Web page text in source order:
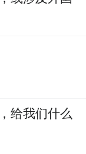
给我们什么